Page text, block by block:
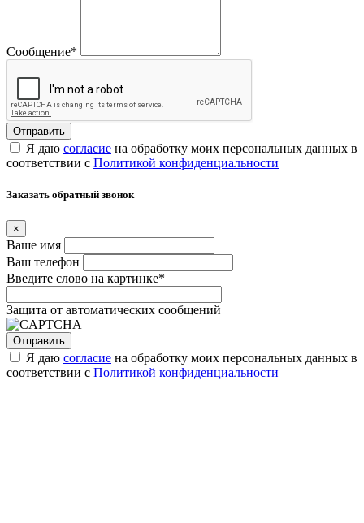
Сообщение*
Я даю согласие на обработку моих персональных данных в
соответствии с Политикой конфиденциальности
Заказать обратный звонок
×
Ваше имя
Ваш телефон
Введите слово на картинке*
Защита от автоматических сообщений
Я даю согласие на обработку моих персональных данных в
соответствии с Политикой конфиденциальности